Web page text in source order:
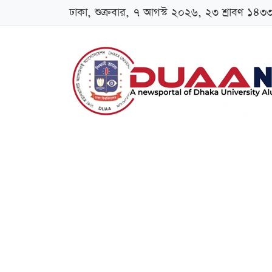
ঢাকা, শুক্রবার, ৭ আগস্ট ২০২৬, ২৩ শ্রাবণ